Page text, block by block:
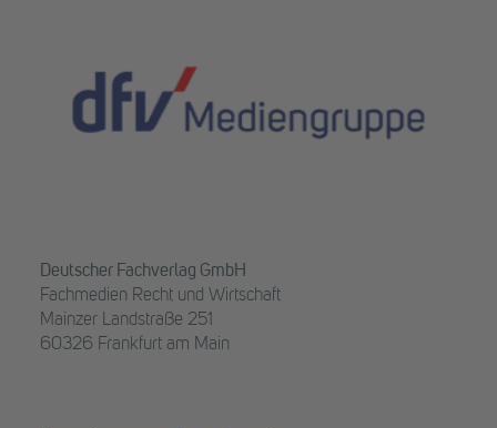
Deutscher Fachverlag GmbH
Fachmedien Recht und Wirtschaft
Mainzer Landstraße 251
60326 Frankfurt am Main